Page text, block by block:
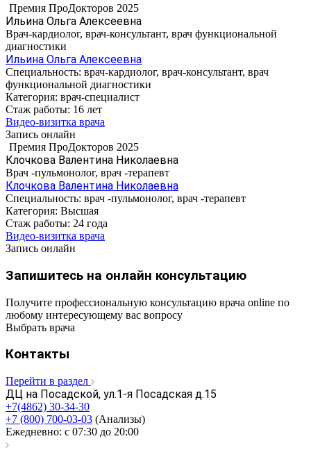
Премия ПроДокторов 2025
Ильина Ольга Алексеевна
Врач-кардиолог, врач-консультант, врач функциональной
диагностики
Ильина Ольга Алексеевна
Специальность: врач-кардиолог, врач-консультант, врач
функциональной диагностики
Категория: врач-специалист
Стаж работы: 16 лет
Видео-визитка врача
Запись онлайн
Премия ПроДокторов 2025
Клочкова Валентина Николаевна
Врач -пульмонолог, врач -терапевт
Клочкова Валентина Николаевна
Специальность: врач -пульмонолог, врач -терапевт
Категория: Высшая
Стаж работы: 24 года
Видео-визитка врача
Запись онлайн
Запишитесь на онлайн консультацию
Получите профессиональную консультацию врача online по
любому интересующему вас вопросу
Выбрать врача
Контакты
Перейти в раздел
ДЦ на Посадской, ул.1-я Посадская д.15
+7(4862) 30-34-30
+7 (800) 700-03-03 (Анализы)
Ежедневно: с 07:30 до 20:00